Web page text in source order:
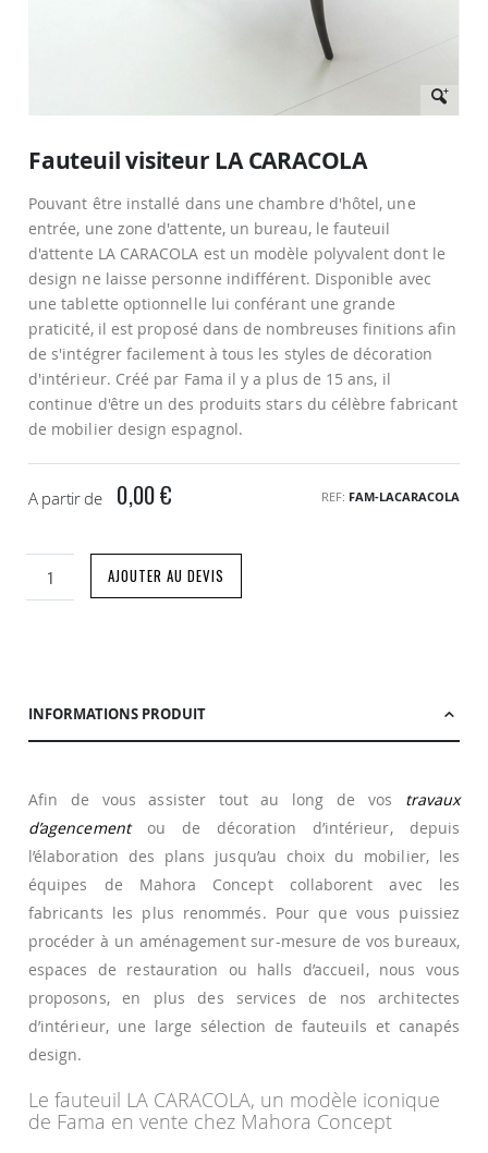
début
la
Galerie
d’images
Fauteuil visiteur LA CARACOLA
Pouvant être installé dans une chambre d'hôtel, une
entrée, une zone d'attente, un bureau, le fauteuil
d'attente LA CARACOLA est un modèle polyvalent dont le
design ne laisse personne indifférent. Disponible avec
une tablette optionnelle lui conférant une grande
praticité, il est proposé dans de nombreuses finitions afin
de s'intégrer facilement à tous les styles de décoration
d'intérieur. Créé par Fama il y a plus de 15 ans, il
continue d'être un des produits stars du célèbre fabricant
de mobilier design espagnol.
A partir de 0,00 € REF FAM-LACARACOLA
AJOUTER AU DEVIS
INFORMATIONS PRODUIT
Afin de vous assister tout au long de vos travaux
d’agencementou de décoration d’intérieur, depuis
l’élaboration des plans jusqu’au choix du mobilier, les
équipes de Mahora Concept collaborent avec les
fabricants les plus renommés. Pour que vous puissiez
procéder à un aménagement sur-mesure de vos bureaux,
espaces de restauration ou halls d’accueil, nous vous
proposons, en plus des services de nos architectes
d’intérieur, une large sélection de fauteuils et canapés
design.
Le fauteuil LA CARACOLA, un modèle iconique
de Fama en vente chez Mahora Concept